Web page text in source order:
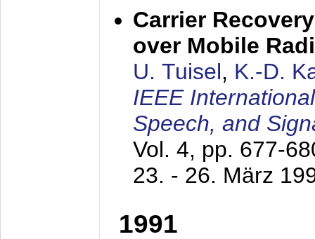
Carrier
over Mobile
U. Tuisel, K.-D.
IEEE
Speech, and
Vol. 4, pp. 677-
23. - 26. März
1991